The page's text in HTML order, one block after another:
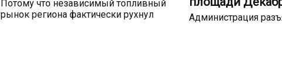
Потому что независимый топливный
рынок региона фактически рухнул
Администрация